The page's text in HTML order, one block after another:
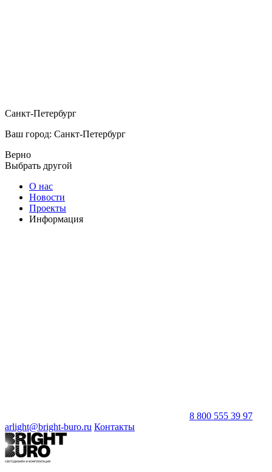
Санкт-Петербург
Ваш город: Санкт-Петербург
Верно
Выбрать другой
О нас
Новости
Проекты
Информация
8 800 555 39 97
arlight@bright-buro.ru Контакты